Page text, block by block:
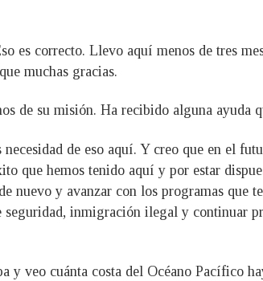
es correcto. Llevo aquí menos de tres
muchas gracias.
de su misión. Ha recibido alguna ayuda
necesidad de eso aquí. Y creo que en el
que hemos tenido aquí y por estar
nuevo y avanzar con los programas
seguridad, inmigración ilegal y continuar
y veo cuánta costa del Océano Pacífico